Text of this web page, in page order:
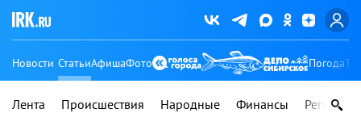
Новости СтатьиАфишаФото Погода
Лента Происшествия Народные Финансы Регионы